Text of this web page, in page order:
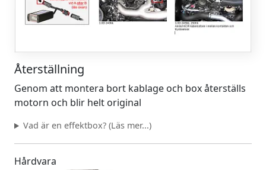
Återställning
Genom att montera bort kablage och box återställs
motorn och blir helt original
Vad är en effektbox? (Läs mer...)
Hårdvara